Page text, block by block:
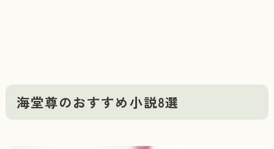
海堂尊のおすすめ小説8選